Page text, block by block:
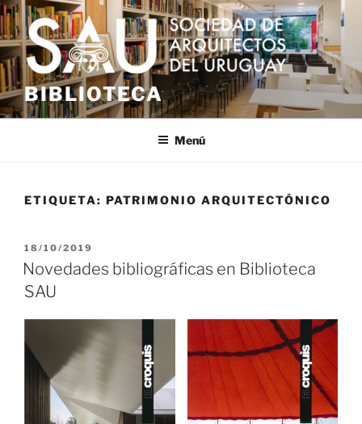
Saltar
al
contenido
BIBLIOTECA
Menú
ETIQUETA: PATRIMONIO ARQUITECTÓNICO
PUBLICADO
EL
18/10/2019
Novedades bibliográficas en Biblioteca
SAU